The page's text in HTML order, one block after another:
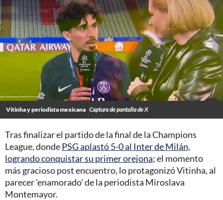
Vitinha y periodista mexicana Captura de pantalla de X
Tras finalizar el partido de la final de la Champions
League, dondePSG aplastó 5-0 al Inter de Milán,
logrando conquistar su primer orejona; el momento
más gracioso post encuentro, lo protagonizó Vitinha, al
parecer 'enamorado' de la periodista Miroslava
Montemayor.